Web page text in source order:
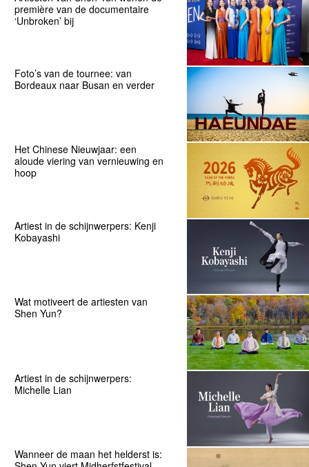
première van de documentaire
‘Unbroken’ bij
Foto’s van de tournee: van
Bordeaux naar Busan en verder
Het Chinese Nieuwjaar: een
aloude viering van vernieuwing en
hoop
Artiest in de schijnwerpers: Kenji
Kobayashi
Wat motiveert de artiesten van
Shen Yun?
Artiest in de schijnwerpers:
Michelle Lian
Wanneer de maan het helderst is: